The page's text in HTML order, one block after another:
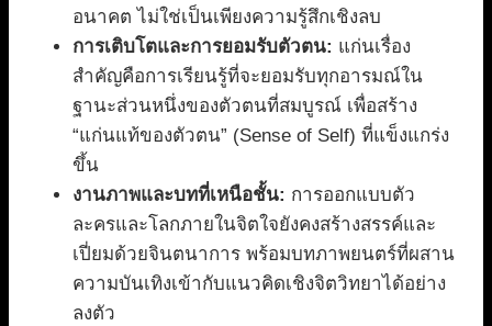
อนาคต ไม่ใช่เป็นเพียงความรู้สึกเชิงลบ
การเติบโตและการยอมรับตัวตน: แก่นเรื่อง
สำคัญคือการเรียนรู้ที่จะยอมรับทุกอารมณ์ใน
ฐานะส่วนหนึ่งของตัวตนที่สมบูรณ์ เพื่อสร้าง
“แก่นแท้ของตัวตน” (Sense of Self) ที่แข็งแกร่ง
ขึ้น
งานภาพและบทที่เหนือชั้น: การออกแบบตัว
ละครและโลกภายในจิตใจยังคงสร้างสรรค์และ
เปี่ยมด้วยจินตนาการ พร้อมบทภาพยนตร์ที่ผสาน
ความบันเทิงเข้ากับแนวคิดเชิงจิตวิทยาได้อย่าง
ลงตัว